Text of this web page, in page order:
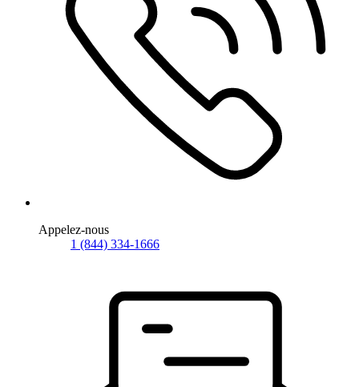
Appelez-nous
1 (844) 334-1666